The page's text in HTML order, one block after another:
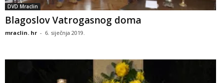
DVD Mraclin
Blagoslov Vatrogasnog doma
mraclin. hr - 6. siječnja 2019.